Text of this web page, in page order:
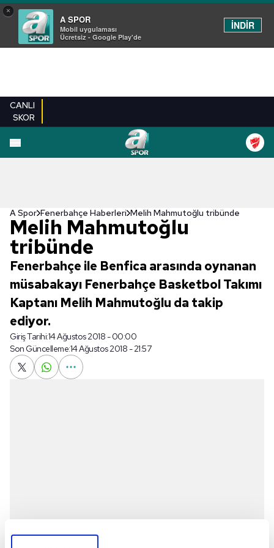
×
A SPOR
Mobil uygulaması
Ücretsiz - Google Play'de
İNDİR
CANLI
SKOR
A Spor Fenerbahçe Haberleri Melih Mahmutoğlu tribünde
Melih Mahmutoğlu
tribünde
Fenerbahçe ile Benfica arasında oynanan
müsabakayı Fenerbahçe Basketbol Takımı
Kaptanı Melih Mahmutoğlu da takip
ediyor.
Giriş Tarihi:14 Ağustos 2018 - 00:00
Son Güncelleme:14 Ağustos 2018 - 21:57